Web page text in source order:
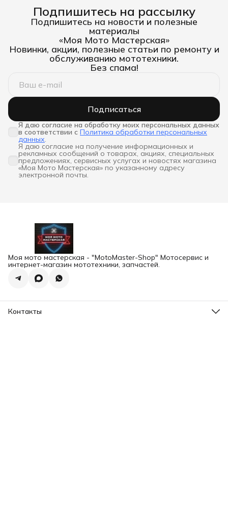
Подпишитесь на рассылку
Подпишитесь на новости и полезные
материалы
«Моя Мото Мастерская»
Новинки, акции, полезные статьи по ремонту и
обслуживанию мототехники.
Без спама!
Подписаться
Я даю согласие на обработку моих персональных данных
в соответствии с Политика обработки персональных
данных.
Я даю согласие на получение информационных и
рекламных сообщений о товарах, акциях, специальных
предложениях, сервисных услугах и новостях магазина
«Моя Мото Мастерская» по указанному адресу
электронной почты.
Моя мото мастерская - "MotoMaster-Shop" Мотосервис и
интернет-магазин мототехники, запчастей.
Контакты